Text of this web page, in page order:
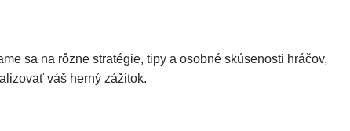
sa na rôzne stratégie, tipy a osobné skúsenosti hráčov,
váš herný zážitok.